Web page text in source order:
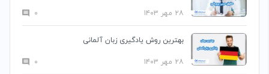
۲۸ مهر ۱۴۰۳ ۰
بهترین روش یادگیری زبان آلمانی
۲۸ مهر ۱۴۰۳ ۰